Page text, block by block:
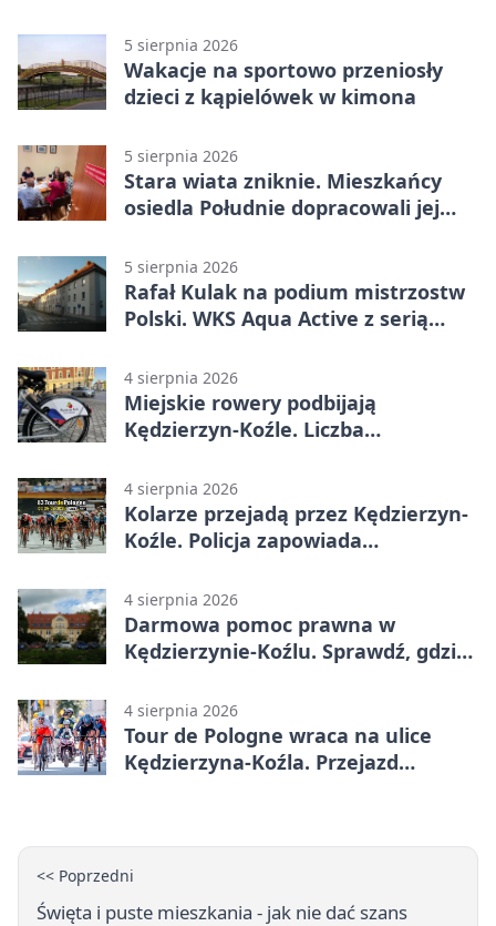
5 sierpnia 2026
Wakacje na sportowo przeniosły
dzieci z kąpielówek w kimona
5 sierpnia 2026
Stara wiata zniknie. Mieszkańcy
osiedla Południe dopracowali jej
5 sierpnia 2026
Rafał Kulak na podium mistrzostw
Polski. WKS Aqua Active z serią
4 sierpnia 2026
Miejskie rowery podbijają
Kędzierzyn-Koźle. Liczba
4 sierpnia 2026
Kolarze przejadą przez Kędzierzyn-
Koźle. Policja zapowiada
4 sierpnia 2026
Darmowa pomoc prawna w
Kędzierzynie-Koźlu. Sprawdź, gdzie
4 sierpnia 2026
Tour de Pologne wraca na ulice
Kędzierzyna-Koźla. Przejazd
<< Poprzedni
Święta i puste mieszkania - jak nie dać szans